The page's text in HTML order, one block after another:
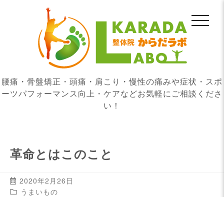
腰痛・骨盤矯正・頭痛・肩こり・慢性の痛みや症状・スポ
ーツパフォーマンス向上・ケアなどお気軽にご相談くださ
い！
革命とはこのこと
2020年2月26日
うまいもの